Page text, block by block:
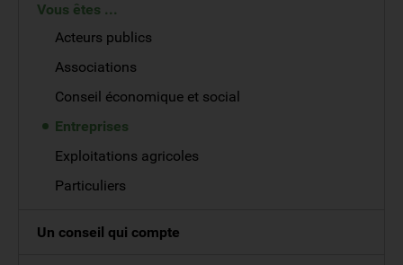
Vous êtes ...
Acteurs publics
Associations
Conseil économique et social
Entreprises
Exploitations agricoles
Particuliers
Un conseil qui compte